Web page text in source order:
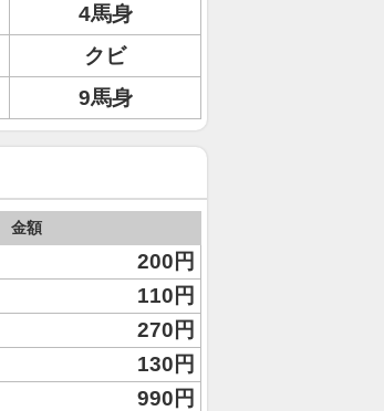
4馬身
クビ
9馬身
金額
200円
110円
270円
130円
990円